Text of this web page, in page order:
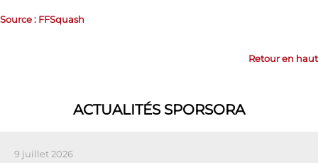
Source : FFSquash
Retour en haut
ACTUALITÉS SPORSORA
9 juillet 2026